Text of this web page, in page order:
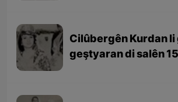
Cilûbergên Kurdan
geştyaran di salên